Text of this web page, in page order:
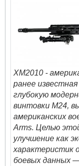
ХМ2010 -
ранее
глубокую
винтовки М24,
американских
Arms. Целью
улучшение как
характеристик
боевых данных